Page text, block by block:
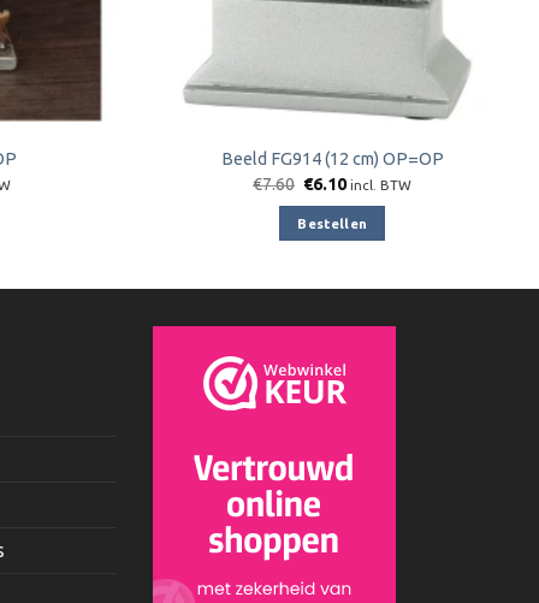
Beeld FG914 (12 cm) OP=OP
€7.60 Oorspronkelijke
was:
€7.60.
€6.10Huidige
is:
€6.10.
incl. BTW
Bestellen